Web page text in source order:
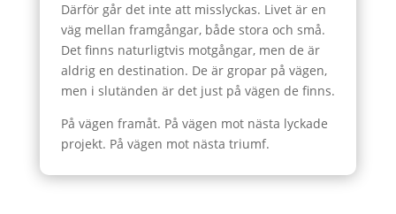
Därför går det inte att misslyckas. Livet är en
väg mellan framgångar, både stora och små.
Det finns naturligtvis motgångar, men de är
aldrig en destination. De är gropar på vägen,
men i slutänden är det just på vägen de finns.
På vägen framåt. På vägen mot nästa lyckade
projekt. På vägen mot nästa triumf.